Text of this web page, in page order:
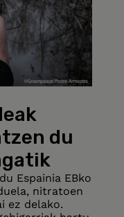
du
Espainia EBko
nitratoen
ez delako.